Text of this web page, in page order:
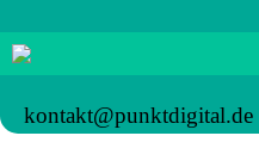
kontakt@punktdigital.de